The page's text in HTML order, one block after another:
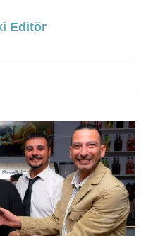
Editör